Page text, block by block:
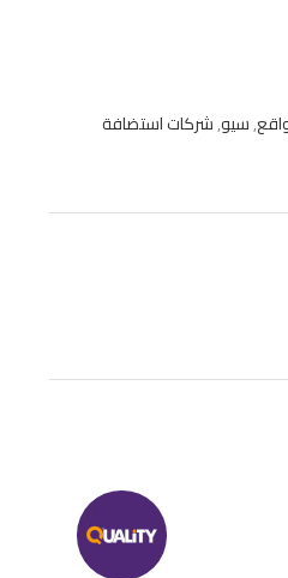
,سيو,شركات استضافة